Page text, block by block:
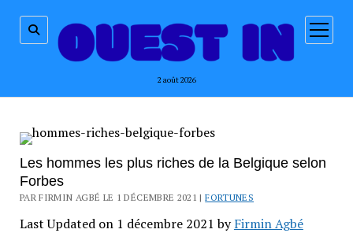
2 août 2026
ouvrir
menu
Les hommes les plus riches de la Belgique selon
Forbes
PAR FIRMIN AGBÉ LE 1 DÉCEMBRE 2021 |FORTUNES
Last Updated on 1 décembre 2021 byFirmin Agbé